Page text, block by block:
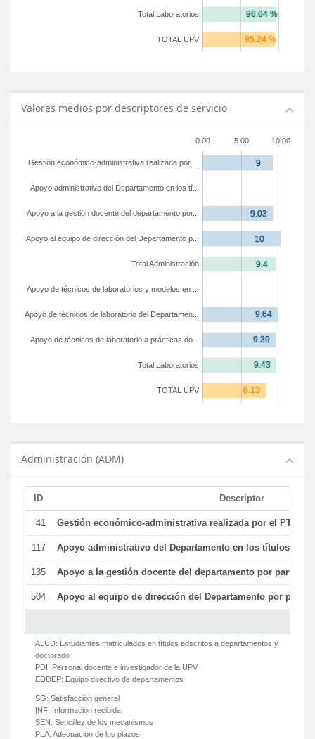
TOTAL UPV
Total Laboratorios
Valores medios por descriptores de servicio
0.00 5.00 10.00
TOTAL UPV
Total Laboratorios
Apoyo de técnicos de laboratorio a prácticas do...
Apoyo de técnicos de laboratorio del Departamen...
Apoyo de técnicos de laboratorios y modelos en ...
Total Administración
Apoyo al equipo de dirección del Departamento p...
Apoyo a la gestión docente del departamento por...
Apoyo administrativo del Departamento en los tí...
Gestión económico-administrativa realizada por ...
Administración (ADM)
ID Descriptor
41 Gestión económico-administrativa realizada por el PTGAS
117 Apoyo administrativo del Departamento en los títulos de
135 Apoyo a la gestión docente del departamento por parte
504 Apoyo al equipo de dirección del Departamento por parte
ALUD: Estudiantes matriculados en títulos adscritos a departamentos y
doctorado
PDI: Personal docente e investigador de la UPV
EDDEP: Equipo directivo de departamentos
SG: Satisfacción general
INF: Información recibida
SEN: Sencillez de los mecanismos
PLA: Adecuación de los plazos